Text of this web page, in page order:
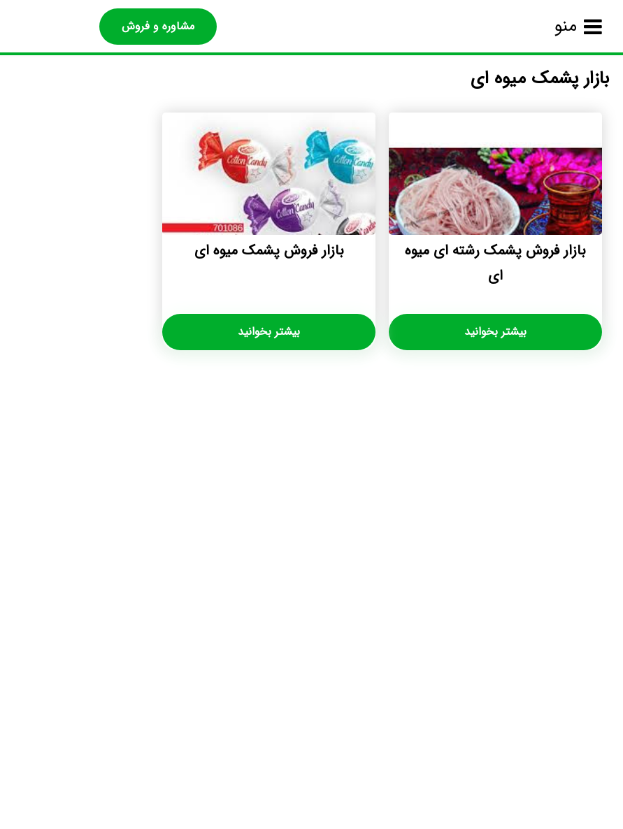
منو مشاوره و فروش
بازار پشمک میوه ای
بازار فروش پشمک رشته ای میوه
ای
بیشتر بخوانید
بازار فروش پشمک میوه ای
بیشتر بخوانید